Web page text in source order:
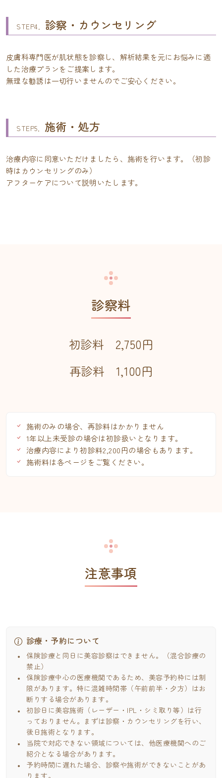
STEP4． 診察・カウンセリング
皮膚科専門医が肌状態を診察し、解析結果を元にお悩みに適
した治療プランをご提案します。
無理な勧誘は一切行いませんのでご安心ください。
STEP5． 施術・処方
治療内容に同意いただけましたら、施術を行います。（初診
時はカウンセリングのみ）
アフターケアについて説明いたします。
診察料
初診料 2,750円
再診料 1,100円
施術のみの場合、再診料はかかりません
1年以上未受診の場合は初診扱いとなります。
治療内容により初診料2,200円の場合もあります。
施術料は各ページをご覧ください。
注意事項
診療・予約について
保険診療と同日に美容診察はできません。（混合診療の
禁止）
保険診療中心の医療機関であるため、美容予約枠には制
限があります。特に混雑時間帯（午前前半・夕方）はお
断りする場合があります。
初診日に美容施術（レーザー・IPL・シミ取り等）は行
っておりません。まずは診察・カウンセリングを行い、
後日施術となります。
当院で対応できない領域については、他医療機関へのご
紹介となる場合があります。
予約時間に遅れた場合、診察や施術ができないことがあ
ります。